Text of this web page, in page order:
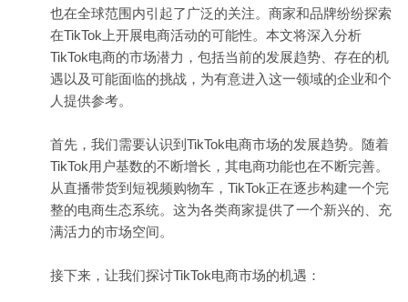
也在全球范围内引起了广泛的关注。商家和品牌纷纷探索
在TikTok上开展电商活动的可能性。本文将深入分析
TikTok电商的市场潜力，包括当前的发展趋势、存在的机
遇以及可能面临的挑战，为有意进入这一领域的企业和个
人提供参考。
首先，我们需要认识到TikTok电商市场的发展趋势。随着
TikTok用户基数的不断增长，其电商功能也在不断完善。
从直播带货到短视频购物车，TikTok正在逐步构建一个完
整的电商生态系统。这为各类商家提供了一个新兴的、充
满活力的市场空间。
接下来，让我们探讨TikTok电商市场的机遇：